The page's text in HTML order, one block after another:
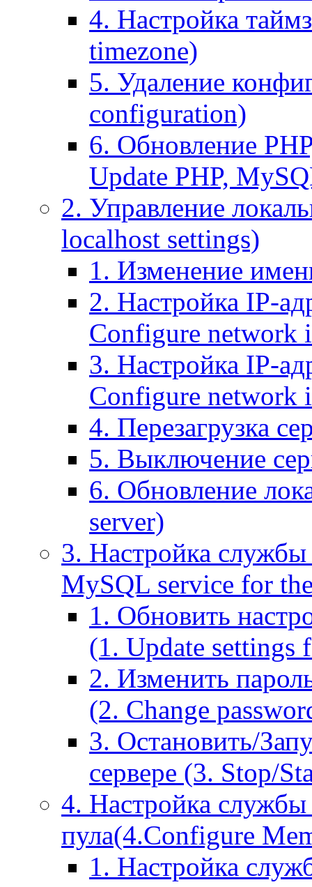
4. Настройка
timezone)
5. Удаление
configuration)
6. Обновление
Update PHP,
2. Управление
localhost settings)
1. Изменение
2. Настройка IP-
Configure network
3. Настройка IP-
Configure network
4. Перезагрузка
5. Выключение
6. Обновление
server)
3. Настройка
MySQL service for
1. Обновить
(1. Update settings
2. Изменить
(2. Change
3. Остановить/
сервере (3. Stop/
4. Настройка
пула(4.Configure
1. Настройка